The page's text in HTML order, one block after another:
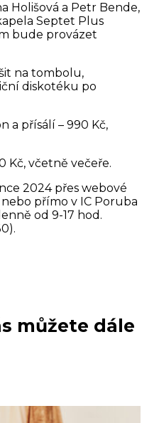
Holišová a Petr Bende,
Septet Plus
bude provázet
na tombolu,
diskotéku po
a přísálí – 990 Kč,
Kč, včetně večeře.
2024 přes webové
přímo v IC Poruba
od 9-17 hod.
můžete dále